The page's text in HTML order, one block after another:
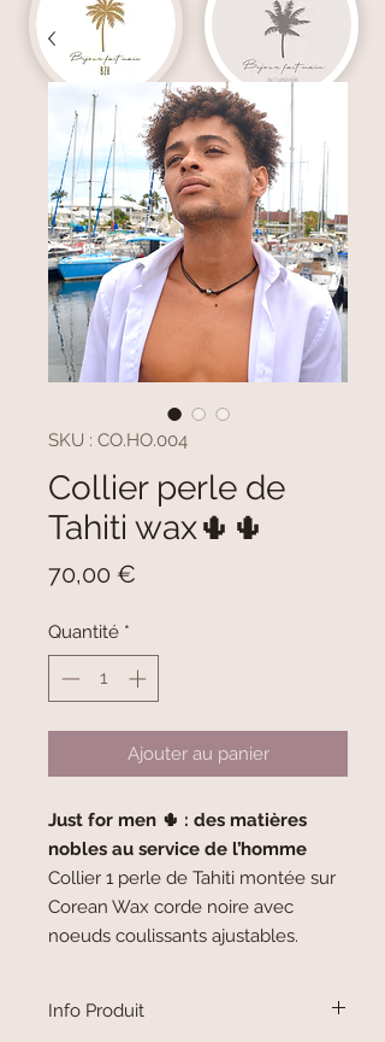
SKU : CO.HO.004
Collier perle de
Tahiti wax🌵🌵
70,00 €
Quantité *
Ajouter au panier
Just for men 🌵 : des matières
nobles au service de l’homme
Collier 1 perle de Tahiti montée sur
Corean Wax corde noire avec
noeuds coulissants ajustables.
Info Produit